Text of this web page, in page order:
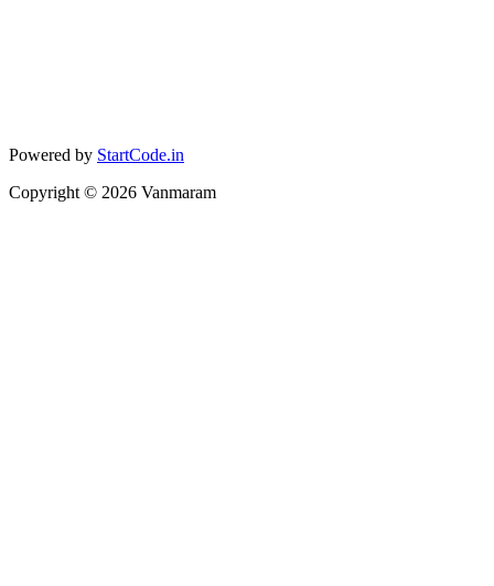
Powered by StartCode.in
Copyright © 2026 Vanmaram